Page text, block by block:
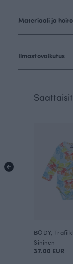
Materiaali ja
Ilmastovaikutus
BODY,
Sininen
37.00 EUR